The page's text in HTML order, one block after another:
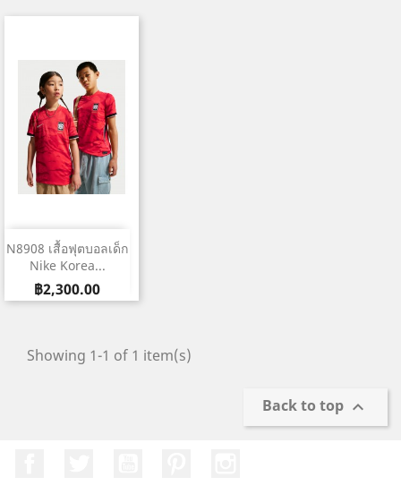
N8908 เสื้อฟุตบอลเด็ก
Nike Korea...
ราคา
฿2,300.00
Showing 1-1 of 1 item(s)
Back to top 